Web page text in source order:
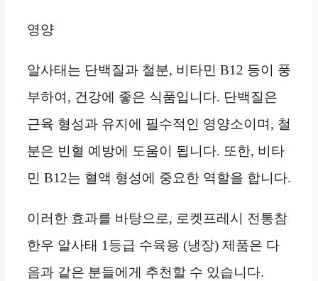
영양
알사태는 단백질과 철분, 비타민 B12 등이 풍
부하여, 건강에 좋은 식품입니다. 단백질은
근육 형성과 유지에 필수적인 영양소이며, 철
분은 빈혈 예방에 도움이 됩니다. 또한, 비타
민 B12는 혈액 형성에 중요한 역할을 합니다.
이러한 효과를 바탕으로, 로켓프레시 전통참
한우 알사태 1등급 수육용 (냉장) 제품은 다
음과 같은 분들에게 추천할 수 있습니다.